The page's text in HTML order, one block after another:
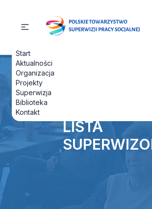
Start
Aktualności
Organizacja
Projekty
Superwizja
Biblioteka
Kontakt
LISTA